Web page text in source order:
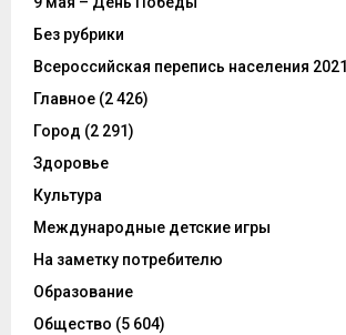
Без рубрики
Всероссийская перепись населения 2021
Главное (2 426)
Город (2 291)
Здоровье
Культура
Международные детские игры
На заметку потребителю
Образование
Общество (5 604)